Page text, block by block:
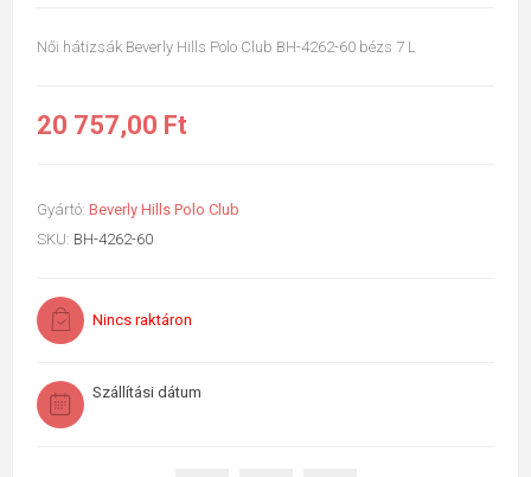
Női hátizsák Beverly Hills Polo Club BH-4262-60 bézs 7 L
20 757,00 Ft
Gyártó: Beverly Hills Polo Club
SKU: BH-4262-60
Nincs raktáron
Szállítási dátum